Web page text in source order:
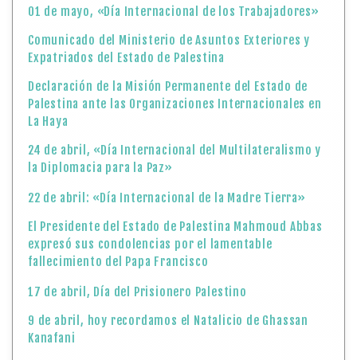
01 de mayo, «Día Internacional de los Trabajadores»
Comunicado del Ministerio de Asuntos Exteriores y
Expatriados del Estado de Palestina
Declaración de la Misión Permanente del Estado de
Palestina ante las Organizaciones Internacionales en
La Haya
24 de abril, «Día Internacional del Multilateralismo y
la Diplomacia para la Paz»
22 de abril: «Día Internacional de la Madre Tierra»
El Presidente del Estado de Palestina Mahmoud Abbas
expresó sus condolencias por el lamentable
fallecimiento del Papa Francisco
17 de abril, Día del Prisionero Palestino
9 de abril, hoy recordamos el Natalicio de Ghassan
Kanafani